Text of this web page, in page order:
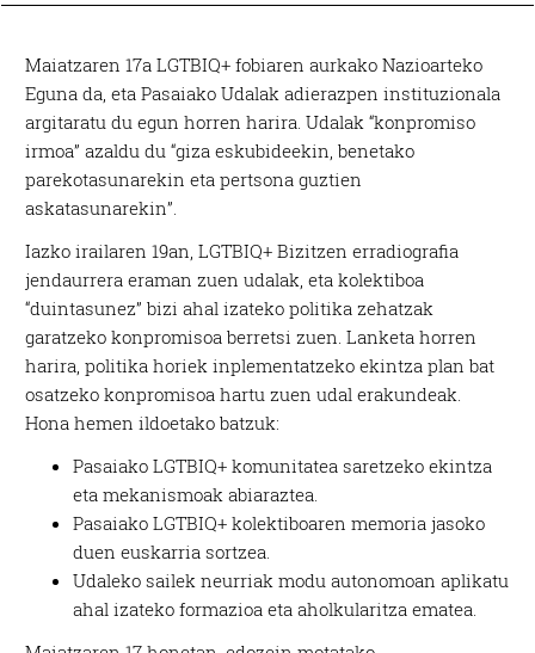
Maiatzaren 17a LGTBIQ+ fobiaren aurkako Nazioarteko
Eguna da, eta Pasaiako Udalak adierazpen instituzionala
argitaratu du egun horren harira. Udalak “konpromiso
irmoa” azaldu du “giza eskubideekin, benetako
parekotasunarekin eta pertsona guztien
askatasunarekin”.
Iazko irailaren 19an, LGTBIQ+ Bizitzen erradiografia
jendaurrera eraman zuen udalak, eta kolektiboa
“duintasunez” bizi ahal izateko politika zehatzak
garatzeko konpromisoa berretsi zuen. Lanketa horren
harira, politika horiek inplementatzeko ekintza plan bat
osatzeko konpromisoa hartu zuen udal erakundeak.
Hona hemen ildoetako batzuk:
Pasaiako LGTBIQ+ komunitatea saretzeko ekintza
eta mekanismoak abiaraztea.
Pasaiako LGTBIQ+ kolektiboaren memoria jasoko
duen euskarria sortzea.
Udaleko sailek neurriak modu autonomoan aplikatu
ahal izateko formazioa eta aholkularitza ematea.